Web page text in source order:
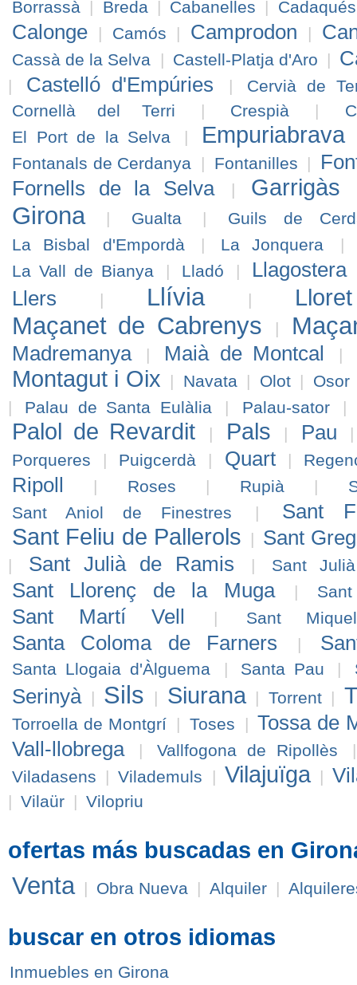
Borrassà | Breda | Cabanelles | Cadaqués
Calonge | Camós | Camprodon |
Cassà de la Selva | Castell-Platja d'Aro |
| Castelló d'Empúries |
Cervià de
Cornellà del Terri
| Crespià |
El Port de la Selva
| Empuriabrava
Fontanals de Cerdanya
| Fontanilles |
Fornells de la Selva
| Garrigàs
Girona | Gualta |
Guils de
La Bisbal d'Empordà
| La Jonquera
|
La Vall de Bianya
| Lladó | Llagostera
Llers | Llívia |
Maçanet de Cabrenys |
Madremanya | Maià de Montcal |
Montagut i Oix | Navata | Olot | Osor
|
Palau de Santa Eulàlia | Palau-sator |
Palol de Revardit | Pals | Pau
Porqueres
| Puigcerdà | Quart |
Ripoll | Roses | Rupià |
Sant Aniol de Finestres
| Sant
Sant Feliu de Pallerols | Sant
| Sant Julià de Ramis | Sant
Sant Llorenç de la Muga |
Sant Martí Vell | Sant
Santa Coloma de Farners |
Santa Llogaia d'Àlguema | Santa Pau |
Serinyà | Sils | Siurana | Torrent |
Torroella de Montgrí | Toses | Tossa de
Vall-llobrega
| Vallfogona de Ripollès
Viladasens
| Vilademuls | Vilajuïga |
| Vilaür | Vilopriu
ofertas más buscadas en
Venta | Obra Nueva | Alquiler |
buscar en otros idiomas
Inmuebles en Girona